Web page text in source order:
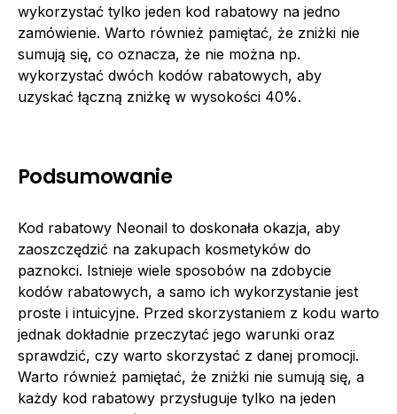
wykorzystać tylko jeden kod rabatowy na jedno
zamówienie. Warto również pamiętać, że zniżki nie
sumują się, co oznacza, że nie można np.
wykorzystać dwóch kodów rabatowych, aby
uzyskać łączną zniżkę w wysokości 40%.
Podsumowanie
Kod rabatowy Neonail to doskonała okazja, aby
zaoszczędzić na zakupach kosmetyków do
paznokci. Istnieje wiele sposobów na zdobycie
kodów rabatowych, a samo ich wykorzystanie jest
proste i intuicyjne. Przed skorzystaniem z kodu warto
jednak dokładnie przeczytać jego warunki oraz
sprawdzić, czy warto skorzystać z danej promocji.
Warto również pamiętać, że zniżki nie sumują się, a
każdy kod rabatowy przysługuje tylko na jeden